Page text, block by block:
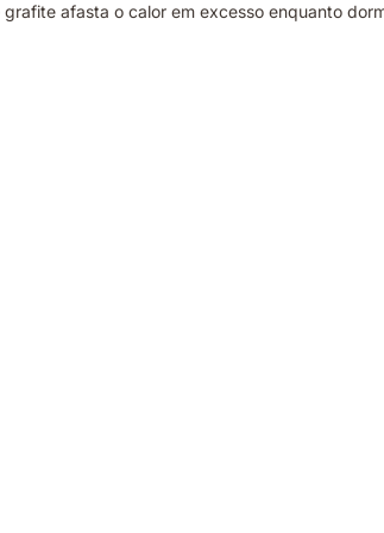
afasta o calor em excesso enquanto